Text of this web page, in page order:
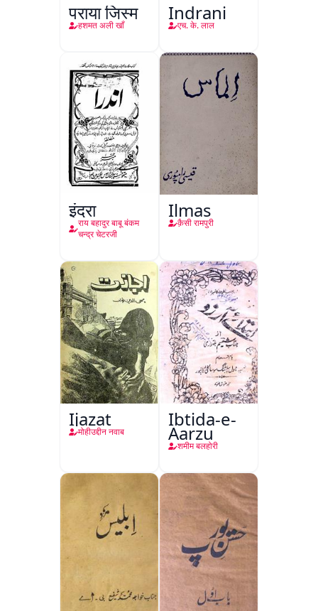
पराया जिस्म
हशमत अली खाँ
Indrani
एच. के. लाल
इंद्रा
राय बहादुर बाबू बंकम
चन्द्र चेटरजी
Ilmas
क़ैसी रामपुरी
Ijazat
मोहीउद्दीन नवाब
Ibtida-e-
Aarzu
शमीम बलहोरी